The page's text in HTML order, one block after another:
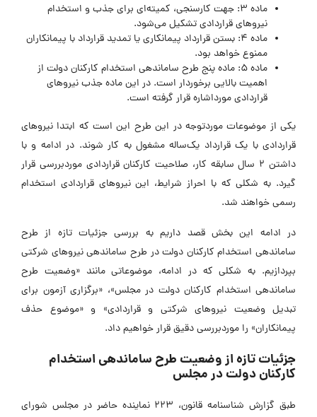
ماده 3: جهت کارسنجی، کمیته‌ای برای جذب و استخدام
نیروهای قراردادی تشکیل می‌شود.
ماده 4: بستن قرارداد پیمانکاری یا تمدید قرارداد با پیمانکاران
ممنوع خواهد بود.
ماده 5: ماده پنج طرح ساماندهی استخدام کارکنان دولت از
اهمیت بالایی برخوردار است. در این ماده جذب نیروهای
قراردادی مورداشاره قرار گرفته است.
یکی از موضوعات موردتوجه در این طرح این است که ابتدا نیروهای
قراردادی با یک قرارداد یک‌ساله مشغول به کار شوند. در ادامه و با
داشتن 2 سال سابقه کار، صلاحیت کارکنان قراردادی موردبررسی قرار
گیرد. به شکلی که با احراز شرایط، این نیروهای قراردادی استخدام
رسمی خواهند شد.
در ادامه این بخش قصد داریم به بررسی جزئیات تازه از طرح
ساماندهی استخدام کارکنان دولت در طرح ساماندهی نیروهای شرکتی
بپردازیم. به شکلی که در ادامه، موضوعاتی مانند «وضعیت طرح
ساماندهی استخدام کارکنان دولت در مجلس»، «برگزاری آزمون برای
تبدیل وضعیت نیروهای شرکتی و قراردادی» و «موضوع حذف
پیمانکاران» را موردبررسی دقیق قرار خواهیم داد.
جزئیات تازه از وضعیت طرح ساماندهی استخدام
کارکنان دولت در مجلس
طبق گزارش شناسنامه قانون، 223 نماینده حاضر در مجلس شورای